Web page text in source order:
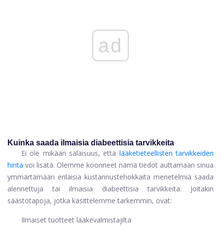
ad
Kuinka saada ilmaisia ​​diabeettisia tarvikkeita
Ei ole mikään salaisuus, että lääketieteellisten tarvikkeiden
hinta voi lisätä. Olemme koonneet nämä tiedot auttamaan sinua
ymmärtämään erilaisia ​​kustannustehokkaita menetelmiä saada
alennettuja tai ilmaisia ​​diabeettisia tarvikkeita. Joitakin
säästötapoja, jotka käsittelemme tarkemmin, ovat:
Ilmaiset tuotteet lääkevalmistajilta